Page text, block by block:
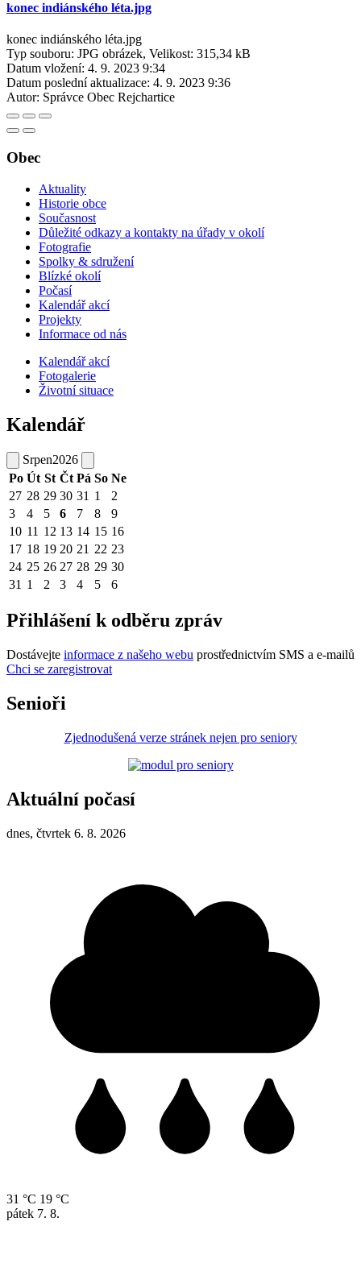
konec indiánského léta.jpg
konec indiánského léta.jpg
Typ souboru: JPG obrázek, Velikost: 315,34 kB
Datum vložení: 4. 9. 2023 9:34
Datum poslední aktualizace: 4. 9. 2023 9:36
Autor: Správce Obec Rejchartice
Obec
Aktuality
Historie obce
Současnost
Důležité odkazy a kontakty na úřady v okolí
Fotografie
Spolky & sdružení
Blízké okolí
Počasí
Kalendář akcí
Projekty
Informace od nás
Kalendář akcí
Fotogalerie
Životní situace
Kalendář
Srpen2026
Po Út St Čt Pá So Ne
27 28 29 30 31 1
2
3
4 5 6 7 8
9
10 11 12 13 14 15 16
17 18 19 20 21 22 23
24 25 26 27 28 29 30
31 1 2 3 4 5 6
Přihlášení k odběru zpráv
Dostávejte informace z našeho webu prostřednictvím SMS a e-mailů
Chci se zaregistrovat
Senioři
Zjednodušená verze stránek nejen pro seniory
Aktuální počasí
dnes, čtvrtek 6. 8. 2026
31 °C 19 °C
pátek 7. 8.